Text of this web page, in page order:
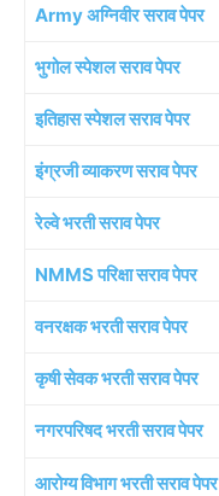
Army अग्निवीर सराव पेपर
भुगोल स्पेशल सराव पेपर
इतिहास स्पेशल सराव पेपर
इंग्रजी व्याकरण सराव पेपर
रेल्वे भरती सराव पेपर
NMMS परिक्षा सराव पेपर
वनरक्षक भरती सराव पेपर
कृषी सेवक भरती सराव पेपर
नगरपरिषद भरती सराव पेपर
आरोग्य विभाग भरती सराव पेपर